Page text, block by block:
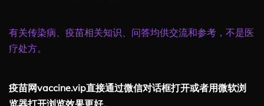
有关传染病、疫苗相关知识、问答均供交流和参考，不是医
疗处方。
疫苗网vaccine.vip直接通过微信对话框打开或者用微软浏